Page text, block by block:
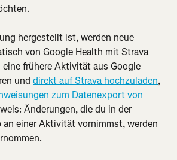
hergestellt ist, werden neue
von Google Health mit Strava
frühere Aktivität aus Google
und direkt auf Strava hochzuladen,
zum Datenexport von
Änderungen, die du in der
an einer Aktivität vornimmst, werden